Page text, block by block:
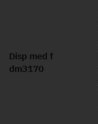
Disp med f
dm3170